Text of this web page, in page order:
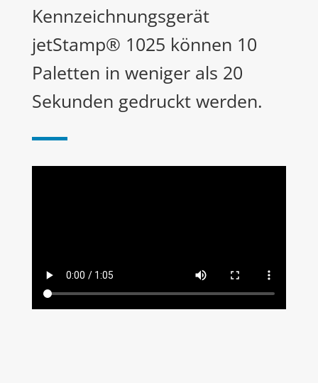
Kennzeichnungsgerät
jetStamp® 1025 können 10
Paletten in weniger als 20
Sekunden gedruckt werden.